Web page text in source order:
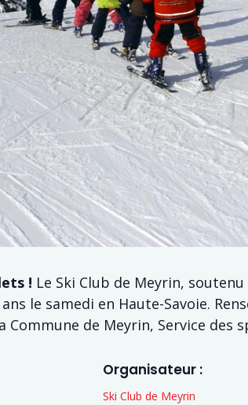
! Le Ski Club de Meyrin,
le samedi en Haute-Savoie.
Commune de Meyrin, Service des
Organisateur :
Ski Club de Meyrin